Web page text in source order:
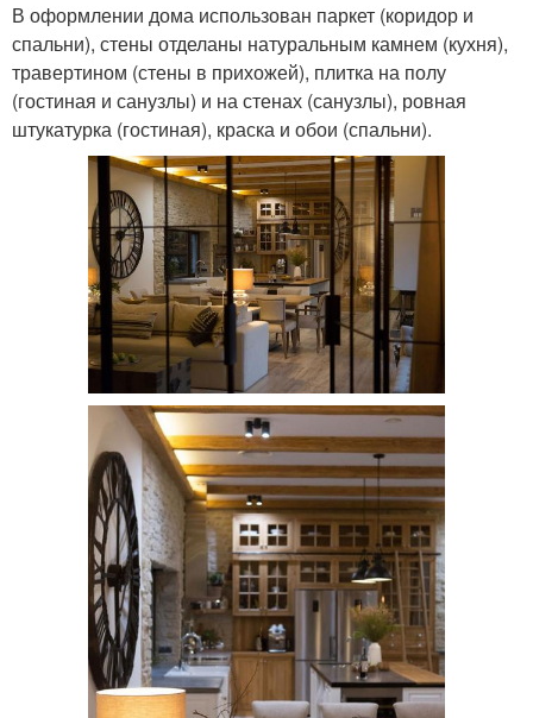
В оформлении дома использован паркет (коридор и
спальни), стены отделаны натуральным камнем (кухня),
травертином (стены в прихожей), плитка на полу
(гостиная и санузлы) и на стенах (санузлы), ровная
штукатурка (гостиная), краска и обои (спальни).